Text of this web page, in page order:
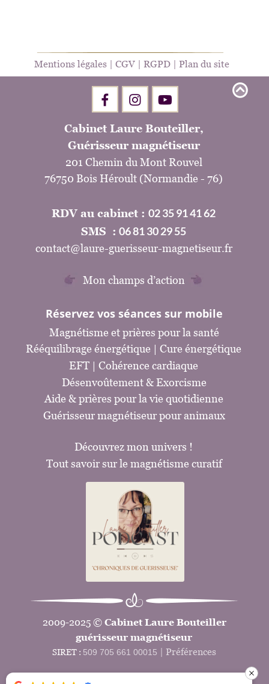
Cabinet Laure Bouteiller,
Guérisseur magnétiseur
201 Chemin du Mont Rouvel
76750 Bois Héroult (Normandie - 76)
RDV au cabinet : 02 35 91 41 62
SMS  : 06 81 30 29 55
contact@laure-guerisseur-magnetiseur.fr
Mon champs d’action
Réservez vos séances sur mobile
Magnétisme et prières pour la santé
Rééquilibrage énergétique | Cure énergétique
EFT | Cohérence cardiaque
Désenvoûtement & Exorcisme
Aide & prières pour la vie quotidienne
Guérisseur magnétiseur pour animaux
Découvrez mon univers !
Tout savoir sur le magnétisme curatif
2009-2025 © Cabinet Laure Bouteiller
guérisseur magnétiseur
SIRET : 509 705 661 00015 | Préférences
Mentions légales | CGV | RGPD | Plan du site